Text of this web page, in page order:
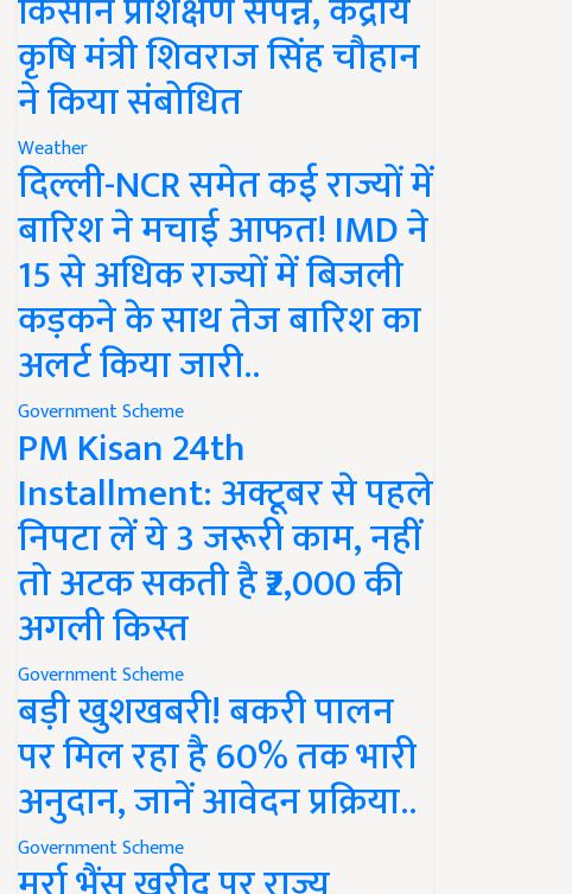
कृषि मंत्री शिवराज सिंह चौहान
ने किया संबोधित
Weather
दिल्ली-NCR समेत कई राज्यों में
बारिश ने मचाई आफत! IMD ने
15 से अधिक राज्यों में बिजली
कड़कने के साथ तेज बारिश का
अलर्ट किया जारी..
Government Scheme
PM Kisan 24th
Installment: अक्टूबर से पहले
निपटा लें ये 3 जरूरी काम, नहीं
तो अटक सकती है ₹2,000 की
अगली किस्त
Government Scheme
बड़ी खुशखबरी! बकरी पालन
पर मिल रहा है 60% तक भारी
अनुदान, जानें आवेदन प्रक्रिया..
Government Scheme